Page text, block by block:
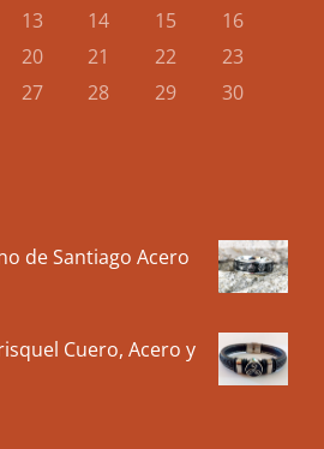
13 14 15
16
20 21 22
23
27 28 29
30
de Santiago Acero
Cuero, Acero y